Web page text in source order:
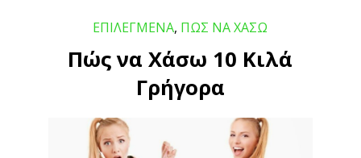
ΕΠΙΛΕΓΜΕΝΑ,ΠΩΣ ΝΑ ΧΑΣΩ
Πώς να Χάσω 10 Κιλά
Γρήγορα